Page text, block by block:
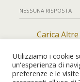
NESSUNA RISPOSTA
Carica
Utilizziamo i cookie
un'esperienza di
preferenze e le